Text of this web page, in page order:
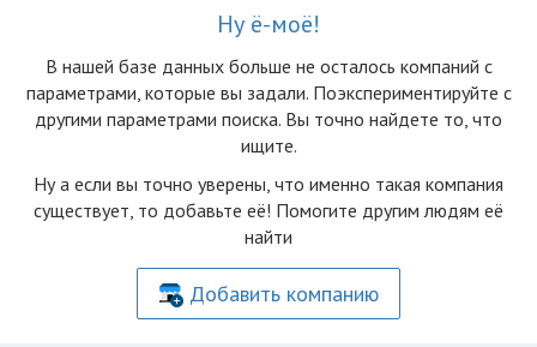
Ну ё-моё!
В нашей базе данных больше не осталоcь компаний с
параметрами, которые вы задали. Поэкспериментируйте с
другими параметрами поиска. Вы точно найдете то, что
ищите.
Ну а если вы точно уверены, что именно такая компания
существует, то добавьте её! Помогите другим людям её
найти
Добавить компанию